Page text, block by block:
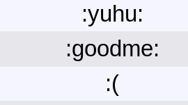
:yuhu:
:goodme:
:(